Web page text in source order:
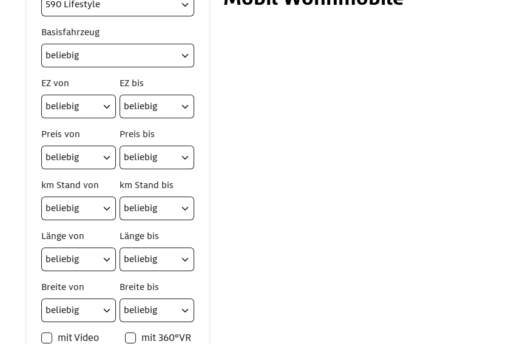
Basisfahrzeug
EZ von EZ bis
Preis von Preis bis
km Stand von km Stand bis
Länge von Länge bis
Breite von Breite bis
mit Video mit 360°VR